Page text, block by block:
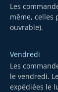
Les
même, celles
ouvrable).
Vendredi
Les
le vendredi.
expédiées le